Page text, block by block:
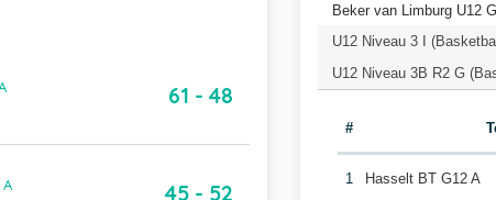
61 - 48
45 - 52
Beker van Limburg U12
U12 Niveau 3 I
U12 Niveau 3B R2 G
#
1 Hasselt BT G12 A